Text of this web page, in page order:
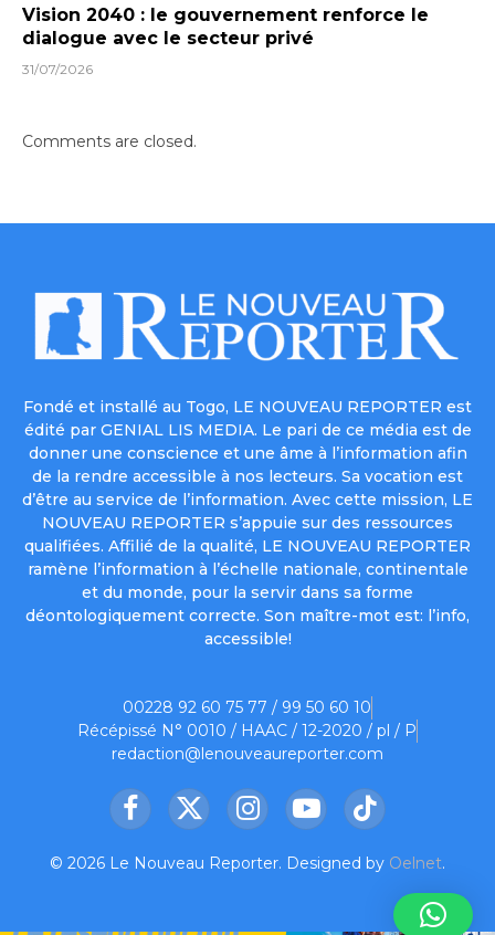
Vision 2040 : le gouvernement renforce le
dialogue avec le secteur privé
31/07/2026
Comments are closed.
Fondé et installé au Togo, LE NOUVEAU REPORTER est
édité par GENIAL LIS MEDIA. Le pari de ce média est de
donner une conscience et une âme à l’information afin
de la rendre accessible à nos lecteurs. Sa vocation est
d’être au service de l’information. Avec cette mission, LE
NOUVEAU REPORTER s’appuie sur des ressources
qualifiées. Affilié de la qualité, LE NOUVEAU REPORTER
ramène l’information à l’échelle nationale, continentale
et du monde, pour la servir dans sa forme
déontologiquement correcte. Son maître-mot est: l’info,
accessible!
00228 92 60 75 77 / 99 50 60 10
Récépissé N° 0010 / HAAC / 12-2020 / pl / P
redaction@lenouveaureporter.com
Facebook
X
InstagramYouTubeTikTok
© 2026 Le Nouveau Reporter. Designed by Oelnet.